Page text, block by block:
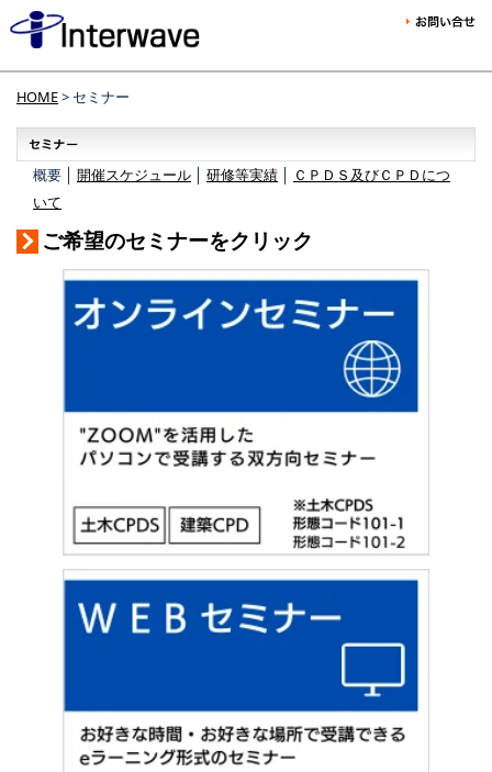
HOME> セミナー
概要 │ 開催スケジュール 研修等実績
ＣＰＤＳ及びＣＰＤにつ
いて
ご希望のセミナーをクリック